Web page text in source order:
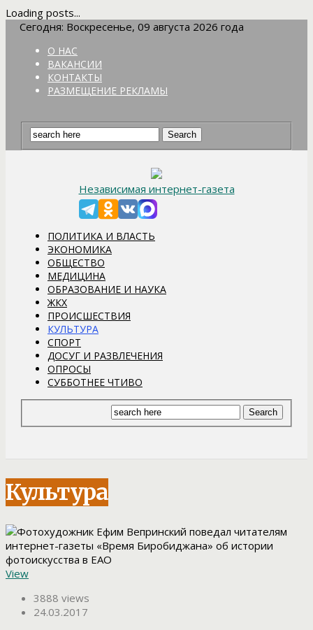
Loading posts...
Сегодня: Воскресенье, 09 августа 2026 года
О НАС
ВАКАНСИИ
КОНТАКТЫ
РАЗМЕЩЕНИЕ РЕКЛАМЫ
Независимая интернет-газета
ПОЛИТИКА И ВЛАСТЬ
ЭКОНОМИКА
ОБЩЕСТВО
МЕДИЦИНА
ОБРАЗОВАНИЕ И НАУКА
ЖКХ
ПРОИСШЕСТВИЯ
КУЛЬТУРА
СПОРТ
ДОСУГ И РАЗВЛЕЧЕНИЯ
ОПРОСЫ
СУББОТНЕЕ ЧТИВО
Культура
View
3888 views
24.03.2017